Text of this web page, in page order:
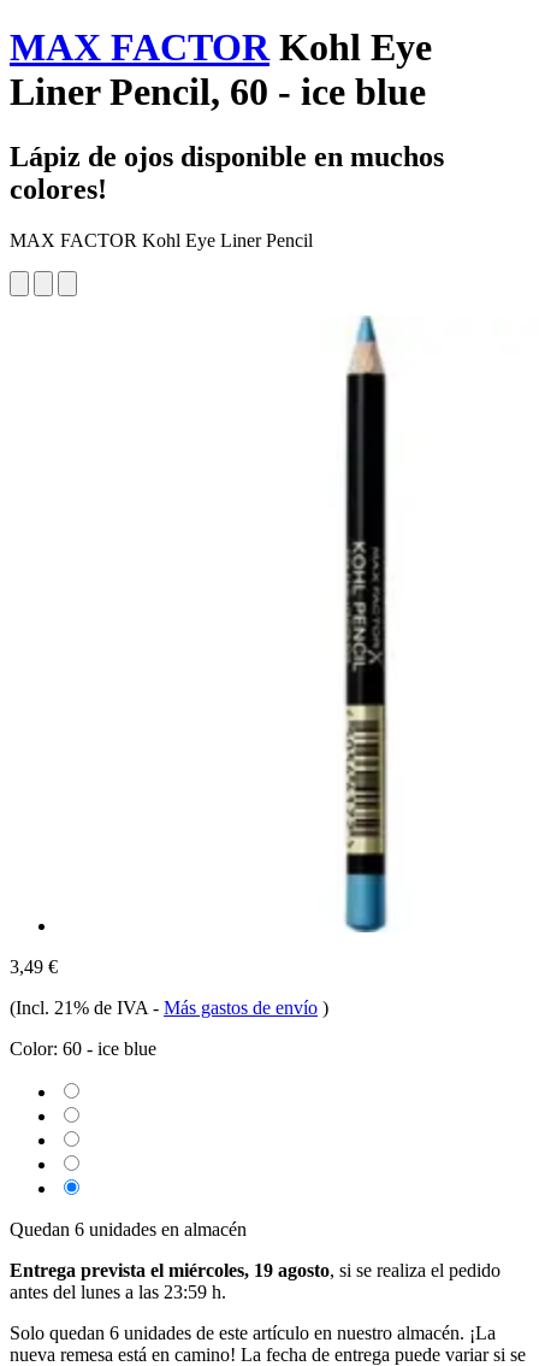
MAX FACTORKohl Eye
Liner Pencil, 60 - ice blue
Lápiz de ojos disponible en muchos
colores!
MAX FACTOR Kohl Eye Liner Pencil
3,49 €
(Incl. 21% de IVA - Más gastos de envío )
Color: 60 - ice blue
Quedan 6 unidades en almacén
Entrega prevista el miércoles, 19 agosto, si se realiza el pedido
antes del lunes a las 23:59 h.
Solo quedan 6 unidades de este artículo en nuestro almacén. ¡La
nueva remesa está en camino! La fecha de entrega puede variar si se